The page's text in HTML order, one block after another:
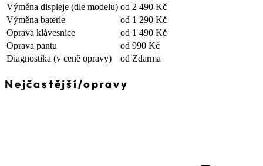
Výměna displeje (dle modelu) od 2 490 Kč
Výměna baterie
od 1 290 Kč
Oprava klávesnice
od 1 490 Kč
Oprava pantu
od 990 Kč
Diagnostika (v ceně opravy) od Zdarma
Nejčastější/opravy